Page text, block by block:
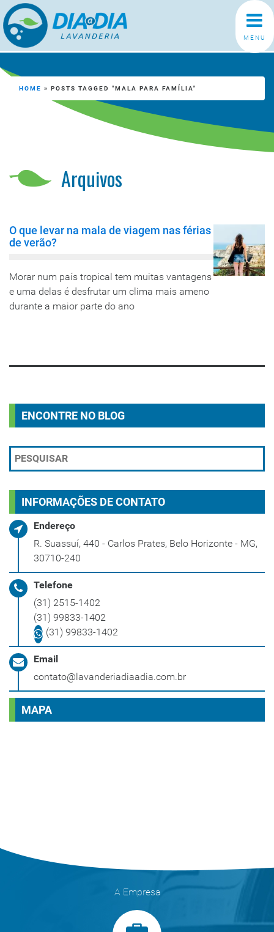
MENU
Arquivos
HOME » POSTS TAGGED "MALA PARA FAMÍLIA"
O que levar na mala de viagem nas férias
de verão?
Morar num país tropical tem muitas vantagens
e uma delas é desfrutar um clima mais ameno
durante a maior parte do ano
ENCONTRE NO BLOG
INFORMAÇÕES DE CONTATO
Endereço
R. Suassuí, 440 - Carlos Prates, Belo Horizonte - MG,
30710-240
Telefone
(31) 2515-1402
(31) 99833-1402
(31) 99833-1402
Email
contato@lavanderiadiaadia.com.br
MAPA
A Empresa